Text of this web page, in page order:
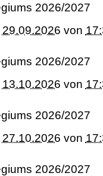
2026/2027
29.09.2026 von
2026/2027
13.10.2026 von
2026/2027
27.10.2026 von
2026/2027